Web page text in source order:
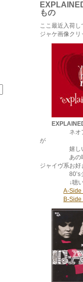
もの
ここ最近入荷
ジャケ画像ク
ネオアコフ
が
嬉しい7イ
あの唯一の
ジャイヴ系お好
80’sジャズ
↓聴いて
A-Side
B-